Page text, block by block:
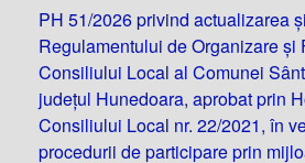
PH 51/2026 privind actualizarea
Regulamentului de Organizare și
Consiliului Local al Comunei
județul Hunedoara, aprobat prin
Consiliului Local nr. 22/2021, în
procedurii de participare prin